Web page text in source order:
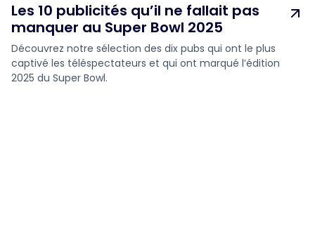
Les 10 publicités qu’il ne fallait pas
manquer au Super Bowl 2025
Découvrez notre sélection des dix pubs qui ont le plus
captivé les téléspectateurs et qui ont marqué l’édition
2025 du Super Bowl.